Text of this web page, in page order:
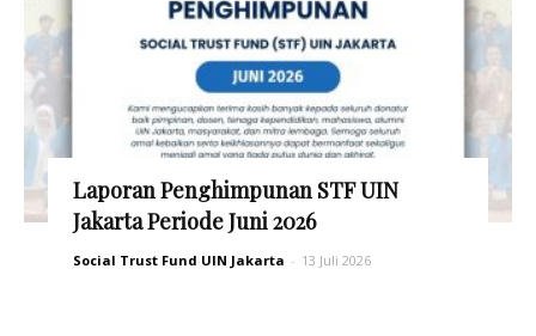
Laporan Penghimpunan STF UIN
Jakarta Periode Juni 2026
Social Trust Fund UIN Jakarta - 13 Juli 2026